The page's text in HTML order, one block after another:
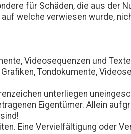
für Schäden, die aus der
welche verwiesen wurde,
Videosequenzen und
Tondokumente,
unterliegen
Eigentümer. Allein
Eine Vervielfältigung oder